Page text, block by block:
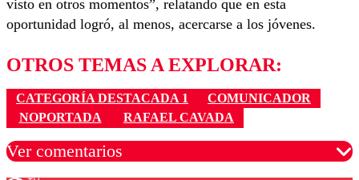
visto en otros momentos”, relatando que en esta
oportunidad logró, al menos, acercarse a los jóvenes.
OTROS TEMAS A EXPLORAR:
CATEGORÍA DESTACADA 1
COMUNICADOR
NOPORTADA
RAFAEL CAVADA
Ver comentarios